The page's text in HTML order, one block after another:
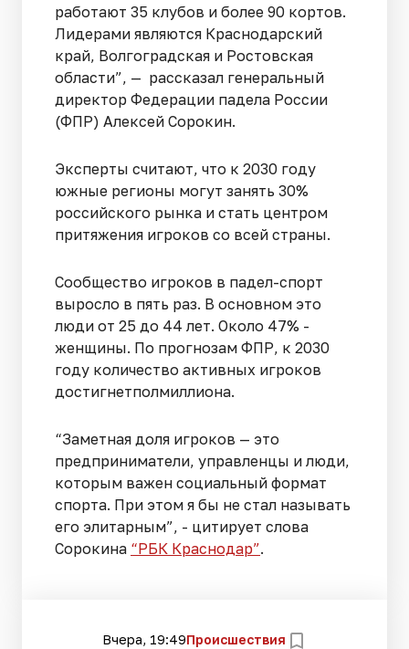
работают 35 клубов и более 90 кортов.
Лидерами являются Краснодарский
край, Волгоградская и Ростовская
области”, — рассказал генеральный
директор Федерации падела России
(ФПР) Алексей Сорокин.
Эксперты считают, что к 2030 году
южные регионы могут занять 30%
российского рынка и стать центром
притяжения игроков со всей страны.
Сообщество игроков в падел-спорт
выросло в пять раз. В основном это
люди от 25 до 44 лет. Около 47% -
женщины. По прогнозам ФПР, к 2030
году количество активных игроков
достигнетполмиллиона.
“Заметная доля игроков — это
предприниматели, управленцы и люди,
которым важен социальный формат
спорта. При этом я бы не стал называть
его элитарным”, - цитирует слова
Сорокина “РБК Краснодар”.
Вчера, 19:49Происшествия